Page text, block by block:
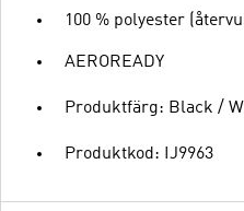
100 % polyester
AEROREADY
Produktfärg: Black /
Produktkod: IJ9963